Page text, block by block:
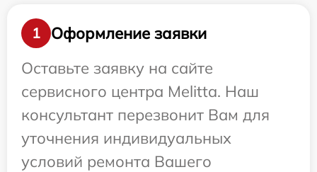
1
Оформление заявки
Оставьте заявку на сайте
сервисного центра Melitta. Наш
консультант перезвонит Вам для
уточнения индивидуальных
условий ремонта Вашего